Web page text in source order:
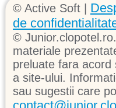
© Active Soft |
de
©
materiale
preluate fara acord
a site-ului.
sau sugestii care